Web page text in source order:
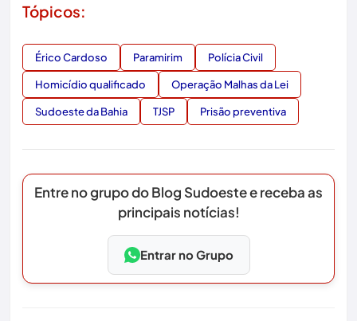
Tópicos:
Érico Cardoso Paramirim Polícia Civil
Homicídio qualificado Operação Malhas da Lei
Sudoeste da Bahia TJSP Prisão preventiva
Entre no grupo do Blog Sudoeste e receba as
principais notícias!
Entrar no Grupo